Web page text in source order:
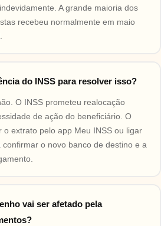
A grande maioria dos
recebeu normalmente em maio
do INSS para resolver isso?
O INSS prometeu realocação
de ação do beneficiário. O
o extrato pelo app Meu INSS ou ligar
o novo banco de destino e a
vai ser afetado pela